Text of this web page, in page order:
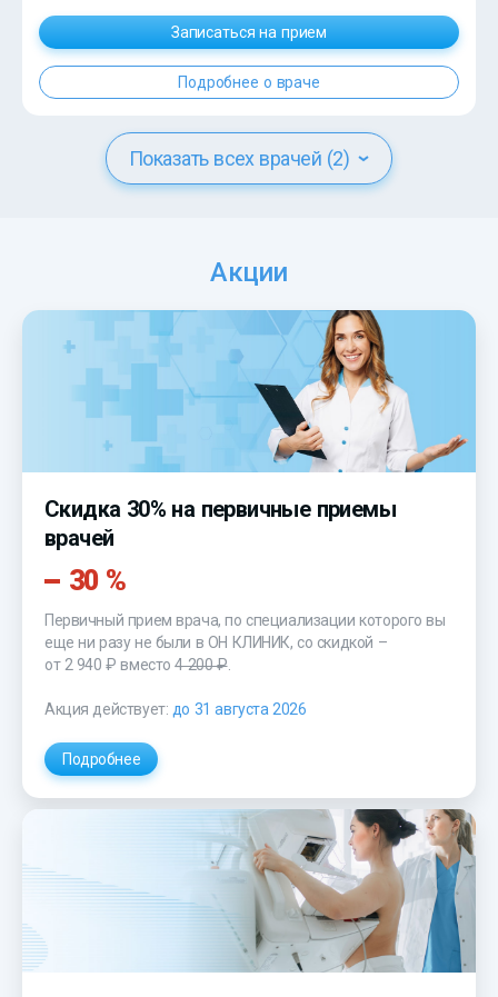
Записаться на прием
Подробнее о враче
Показать всех врачей (2)
Акции
Скидка 30% на первичные приемы
врачей
30 %
Первичный прием врача, по специализации которого вы
еще ни разу не были в ОН КЛИНИК, со скидкой –
от 2 940 ₽ вместо4 200 ₽.
Акция действует: до 31 августа 2026
Подробнее